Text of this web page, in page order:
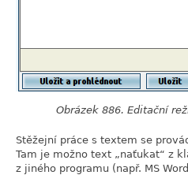
Obrázek 886. Editační
Stěžejní práce s textem se
Tam je možno text „naťukat“ z
z jiného programu (např. MS